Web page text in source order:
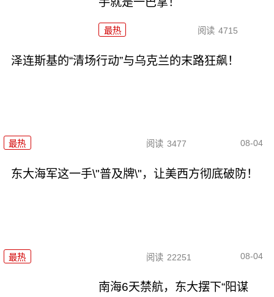
最热 阅读 4715
泽连斯基的“清场行动”与乌克兰的末路狂飙！
最热 阅读 3477 08-04
东大海军这一手\"普及牌\"，让美西方彻底破防！
最热 阅读 22251 08-04
南海6天禁航，东大摆下“阳谋